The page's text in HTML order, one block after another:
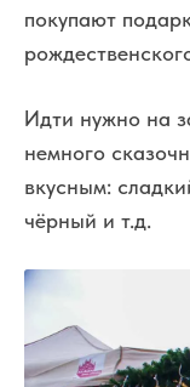
покупают
Идти нужно на
немного
вкусным:
чёрный и т.д.